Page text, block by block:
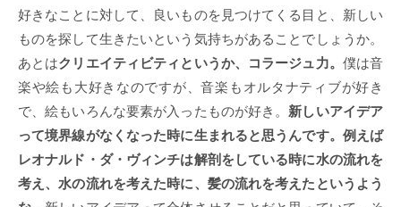
好きなことに対して、良いものを見つけてくる目と、新しい
ものを探して生きたいという気持ちがあることでしょうか。
あとはクリエイティビティというか、コラージュ力。 僕は音
楽や絵も大好きなのですが、音楽もオルタナティブが好き
で、絵もいろんな要素が入ったものが好き。 新しいアイデア
って境界線がなくなった時に生まれると思うんです。例えば
レオナルド・ダ・ヴィンチは解剖をしている時に水の流れを
考え、水の流れを考えた時に、髪の流れを考えたというよう